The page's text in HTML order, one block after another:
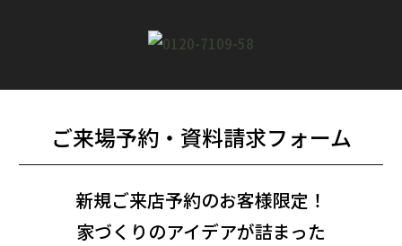
ご来場予約・資料請求フォーム
新規ご来店予約のお客様限定！
家づくりのアイデアが詰まった